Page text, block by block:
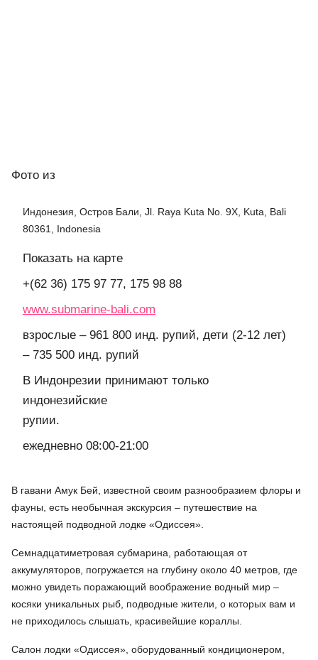
Фото из
Индонезия, Остров Бали, Jl. Raya Kuta No. 9X, Kuta, Bali
80361, Indonesia
Показать на карте
+(62 36) 175 97 77, 175 98 88
www.submarine-bali.com
взрослые – 961 800 инд. рупий, дети (2-12 лет)
– 735 500 инд. рупий
В Индонрезии принимают только
индонезийские
рупии.
ежедневно 08:00-21:00
В гавани Амук Бей, известной своим разнообразием флоры и
фауны, есть необычная экскурсия – путешествие на
настоящей подводной лодке «Одиссея».
Семнадцатиметровая субмарина, работающая от
аккумуляторов, погружается на глубину около 40 метров, где
можно увидеть поражающий воображение водный мир –
косяки уникальных рыб, подводные жители, о которых вам и
не приходилось слышать, красивейшие кораллы.
Салон лодки «Одиссея», оборудованный кондиционером,